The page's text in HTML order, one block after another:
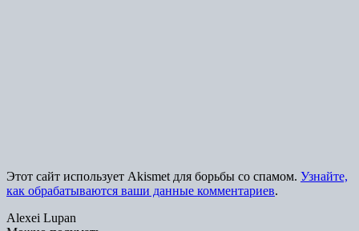
Этот сайт использует Akismet для борьбы со спамом. Узнайте,
как обрабатываются ваши данные комментариев.
Alexei Lupan